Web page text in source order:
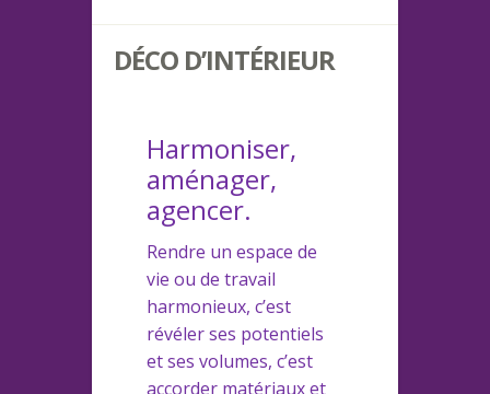
DÉCO D’INTÉRIEUR
Harmoniser,
aménager,
agencer.
Rendre un espace de
vie ou de travail
harmonieux, c’est
révéler ses potentiels
et ses volumes, c’est
accorder matériaux et